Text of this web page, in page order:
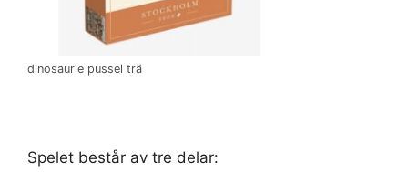
dinosaurie pussel trä
Spelet består av tre delar: